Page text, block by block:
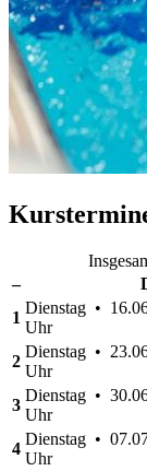
–
1
Dienstag •
Uhr
2
Dienstag •
Uhr
3
Dienstag •
Uhr
4
Dienstag •
Uhr